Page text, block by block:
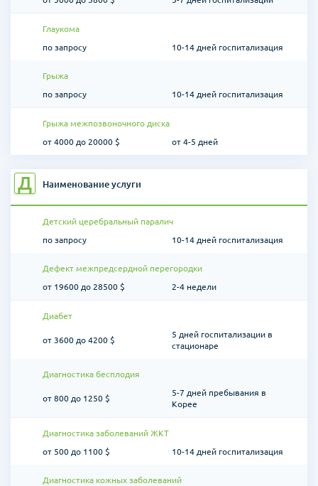
Глаукома
по запросу
10-14 дней госпитализация
Грыжа
по запросу
10-14 дней госпитализация
Грыжа межпозвоночного диска
от 4000 до 20000 $
от 4-5 дней
Д Наименование услуги
Детский церебральный паралич
по запросу
10-14 дней госпитализация
Дефект межпредсердной перегородки
от 19600 до 28500 $
2-4 недели
Диабет
от 3600 до 4200 $
5 дней госпитализации в
стационаре
Диагностика бесплодия
от 800 до 1250 $
5-7 дней пребывания в
Корее
Диагностика заболеваний ЖКТ
от 500 до 1100 $
10-14 дней госпитализация
Диагностика кожных заболеваний